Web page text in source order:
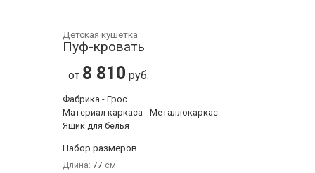
Детская кушетка
Пуф-кровать
от 8 810 руб.
Фабрика - Грос
Материал каркаса - Металлокаркас
Ящик для белья
Набор размеров
Длина: 77